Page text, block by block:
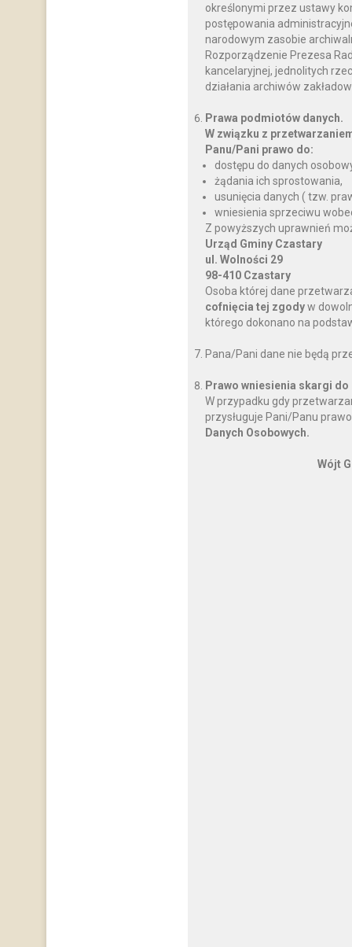
określonymi przez ustawy
postępowania
narodowym zasobie
Rozporządzenie Prezesa
kancelaryjnej, jednolitych
działania archiwów
Prawa podmiotów danych.
W związku z
Panu/Pani prawo do:
dostępu do danych
żądania ich sprostowania,
usunięcia danych ( tzw.
wniesienia sprzeciwu
Z powyższych uprawnień
Urząd Gminy Czastary
ul. Wolności 29
98-410 Czastary
Osoba której dane
cofnięcia tej zgodyw
którego dokonano na
Pana/Pani dane nie będą
Prawo wniesienia skargi
W przypadku gdy
przysługuje Pani/Panu
Danych Osobowych.
Wójt